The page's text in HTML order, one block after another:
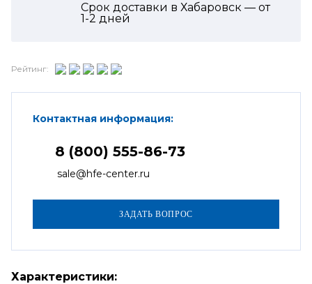
Срок доставки в Хабаровск — от
1-2 дней
Рейтинг:
Контактная информация:
8 (800) 555-86-73
sale@hfe-center.ru
Характеристики: